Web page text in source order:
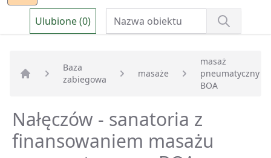
Ulubione (0)
Strona główna
Baza
zabiegowa
masaże
masaż
pneumatyczny
BOA
Nałęczów - sanatoria z
finansowaniem masażu